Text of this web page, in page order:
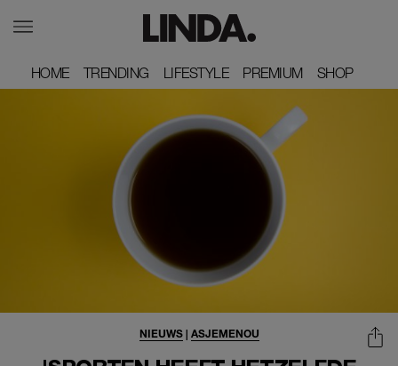
HOME
HOME TRENDING
TRENDING LIFESTYLE
LIFESTYLE PREMIUM
PREMIUM SHOP
SHOP
NIEUWS| ASJEMENOU